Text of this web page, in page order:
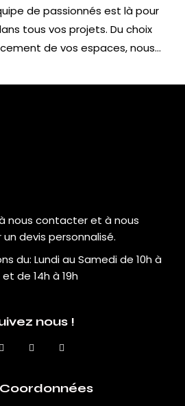
de passionnés est là pour
tous vos projets. Du choix
de vos espaces, nous…
nous contacter et à nous
devis personnalisé.
du: Lundi au Samedi de 10h à
et de 14h à 19h
nous !